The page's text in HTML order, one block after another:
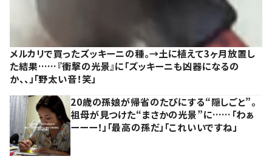
メルカリで買ったズッキーニの種。→土に植えて3ヶ月放置し
た結果……『衝撃の光景』に「ズッキーニも凶器になるの
か、、」「野太い音！笑」
20歳の孫娘が帰省のたびにする“隠しごと”。
祖母が見つけた“まさかの光景”に……「わぁ
ーーー！」「最高の孫だ」「これいいですね」